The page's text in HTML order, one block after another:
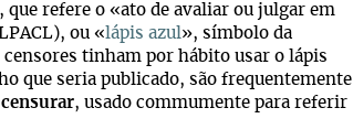
refere o «ato de avaliar ou julgar em
ou «lápis azul», símbolo da
censores tinham por hábito usar o lápis
que seria publicado, são frequentemente
censurar, usado commumente para referir